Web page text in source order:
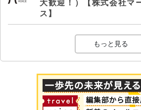
大歓迎！）【株式会社マ
ス】
もっと見る